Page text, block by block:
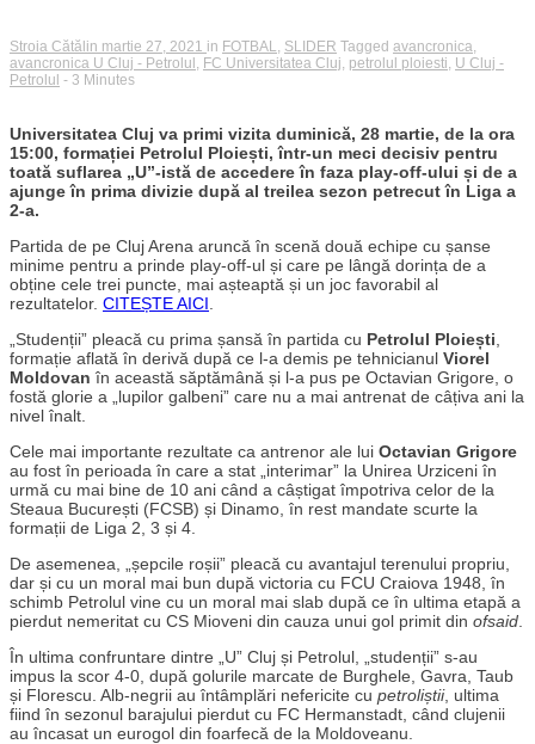
Stroia Cătălin martie 27, 2021 in FOTBAL SLIDER Tagged avancronica
avancronica U Cluj - Petrolul FC Universitatea Cluj petrolul ploiesti U Cluj -
Petrolul - 3 Minutes
Universitatea Cluj va primi vizita duminică, 28 martie, de la ora
15:00, formației Petrolul Ploiești, într-un meci decisiv pentru
toată suflarea „U”-istă de accedere în faza play-off-ului și de a
ajunge în prima divizie după al treilea sezon petrecut în Liga a
2-a.
Partida de pe Cluj Arena aruncă în scenă două echipe cu șanse
minime pentru a prinde play-off-ul și care pe lângă dorința de a
obține cele trei puncte, mai așteaptă și un joc favorabil al
rezultatelor. CITEȘTE AICI
„Studenții” pleacă cu prima șansă în partida cu Petrolul Ploiești
formație aflată în derivă după ce l-a demis pe tehnicianul Viorel
Moldovan în această săptămână și l-a pus pe Octavian Grigore, o
fostă glorie a „lupilor galbeni” care nu a mai antrenat de câțiva ani la
nivel înalt.
Cele mai importante rezultate ca antrenor ale lui Octavian Grigore
au fost în perioada în care a stat „interimar” la Unirea Urziceni în
urmă cu mai bine de 10 ani când a câștigat împotriva celor de la
Steaua București (FCSB) și Dinamo, în rest mandate scurte la
formații de Liga 2, 3 și 4.
De asemenea, „șepcile roșii” pleacă cu avantajul terenului propriu,
dar și cu un moral mai bun după victoria cu FCU Craiova 1948, în
schimb Petrolul vine cu un moral mai slab după ce în ultima etapă a
pierdut nemeritat cu CS Mioveni din cauza unui gol primit din ofsaid
În ultima confruntare dintre „U” Cluj și Petrolul, „studenții” s-au
impus la scor 4-0, după golurile marcate de Burghele, Gavra, Taub
și Florescu. Alb-negrii au întâmplări nefericite cu petroliștii, ultima
fiind în sezonul barajului pierdut cu FC Hermanstadt, când clujenii
au încasat un eurogol din foarfecă de la Moldoveanu.